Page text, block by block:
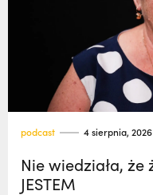
podcast 4 sierpnia, 2026
Nie wiedziała,
JESTEM